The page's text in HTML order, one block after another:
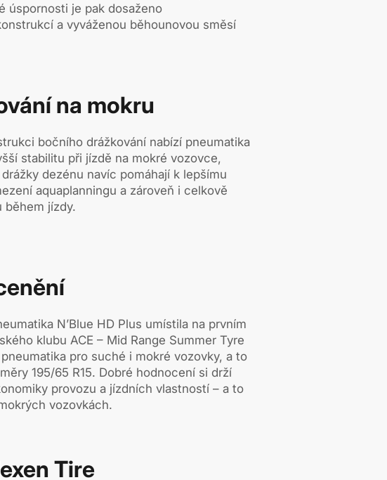
úspornosti je pak dosaženo
a vyváženou běhounovou směsí
na mokru
bočního drážkování nabízí pneumatika
stabilitu při jízdě na mokré vozovce,
dezénu navíc pomáhají k lepšímu
aquaplanningu a zároveň i celkově
během jízdy.
N’Blue HD Plus umístila na prvním
klubu ACE – Mid Range Summer Tyre
pro suché i mokré vozovky, a to
195/65 R15. Dobré hodnocení si drží
provozu a jízdních vlastností – a to
vozovkách.
Tire